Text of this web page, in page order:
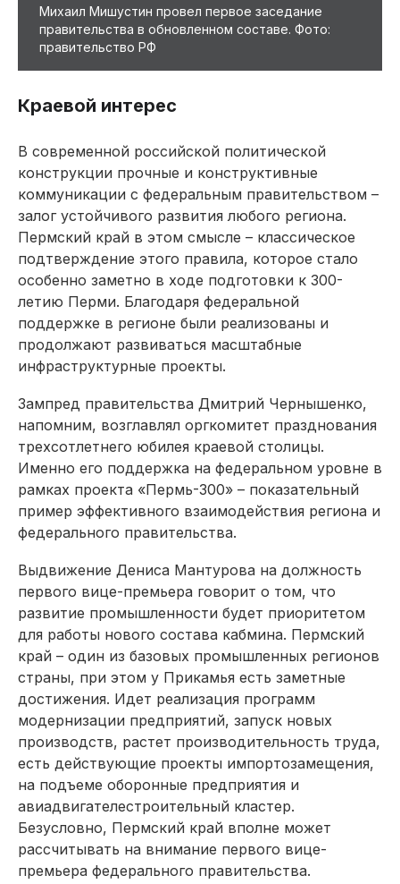
Михаил Мишустин провел первое заседание
правительства в обновленном составе. Фото:
правительство РФ
Краевой интерес
В современной российской политической
конструкции прочные и конструктивные
коммуникации с федеральным правительством –
залог устойчивого развития любого региона.
Пермский край в этом смысле – классическое
подтверждение этого правила, которое стало
особенно заметно в ходе подготовки к 300-
летию Перми. Благодаря федеральной
поддержке в регионе были реализованы и
продолжают развиваться масштабные
инфраструктурные проекты.
Зампред правительства Дмитрий Чернышенко,
напомним, возглавлял оргкомитет празднования
трехсотлетнего юбилея краевой столицы.
Именно его поддержка на федеральном уровне в
рамках проекта «Пермь-300» – показательный
пример эффективного взаимодействия региона и
федерального правительства.
Выдвижение Дениса Мантурова на должность
первого вице-премьера говорит о том, что
развитие промышленности будет приоритетом
для работы нового состава кабмина. Пермский
край – один из базовых промышленных регионов
страны, при этом у Прикамья есть заметные
достижения. Идет реализация программ
модернизации предприятий, запуск новых
производств, растет производительность труда,
есть действующие проекты импортозамещения,
на подъеме оборонные предприятия и
авиадвигателестроительный кластер.
Безусловно, Пермский край вполне может
рассчитывать на внимание первого вице-
премьера федерального правительства.